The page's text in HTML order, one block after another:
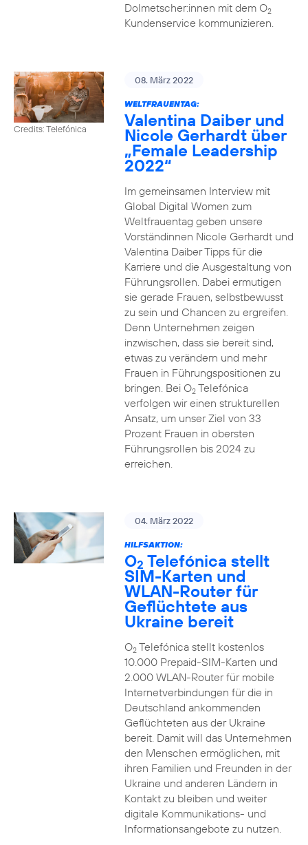
Dolmetscher:innen mit dem O2
Kundenservice kommunizieren.
Credits: Telefónica
08. März 2022
WELTFRAUENTAG:
Valentina Daiber und
Nicole Gerhardt über
„Female Leadership
2022“
Im gemeinsamen Interview mit
Global Digital Women zum
Weltfrauentag geben unsere
Vorständinnen Nicole Gerhardt und
Valentina Daiber Tipps für die
Karriere und die Ausgestaltung von
Führungsrollen. Dabei ermutigen
sie gerade Frauen, selbstbewusst
zu sein und Chancen zu ergreifen.
Denn Unternehmen zeigen
inzwischen, dass sie bereit sind,
etwas zu verändern und mehr
Frauen in Führungspositionen zu
bringen. Bei O2Telefónica
verfolgen wir einen strukturellen
Ansatz, um unser Ziel von 33
Prozent Frauen in obersten
Führungsrollen bis 2024 zu
erreichen.
04. März 2022
HILFSAKTION:
O2 Telefónica stellt
SIM-Karten und
WLAN-Router für
Geflüchtete aus
Ukraine bereit
O2Telefónica stellt kostenlos
10.000 Prepaid-SIM-Karten und
2.000 WLAN-Router für mobile
Internetverbindungen für die in
Deutschland ankommenden
Geflüchteten aus der Ukraine
bereit. Damit will das Unternehmen
den Menschen ermöglichen, mit
ihren Familien und Freunden in der
Ukraine und anderen Ländern in
Kontakt zu bleiben und weiter
digitale Kommunikations- und
Informationsangebote zu nutzen.